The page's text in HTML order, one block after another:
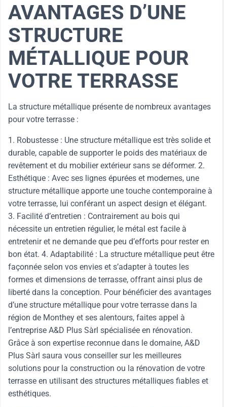
AVANTAGES D’UNE
STRUCTURE
MÉTALLIQUE POUR
VOTRE TERRASSE
La structure métallique présente de nombreux avantages
pour votre terrasse :
1. Robustesse : Une structure métallique est très solide et
durable, capable de supporter le poids des matériaux de
revêtement et du mobilier extérieur sans se déformer. 2.
Esthétique : Avec ses lignes épurées et modernes, une
structure métallique apporte une touche contemporaine à
votre terrasse, lui conférant un aspect design et élégant.
3. Facilité d’entretien : Contrairement au bois qui
nécessite un entretien régulier, le métal est facile à
entretenir et ne demande que peu d’efforts pour rester en
bon état. 4. Adaptabilité : La structure métallique peut être
façonnée selon vos envies et s’adapter à toutes les
formes et dimensions de terrasse, offrant ainsi plus de
liberté dans la conception. Pour bénéficier des avantages
d’une structure métallique pour votre terrasse dans la
région de Monthey et ses alentours, faites appel à
l’entreprise A&D Plus Sàrl spécialisée en rénovation.
Grâce à son expertise reconnue dans le domaine, A&D
Plus Sàrl saura vous conseiller sur les meilleures
solutions pour la construction ou la rénovation de votre
terrasse en utilisant des structures métalliques fiables et
esthétiques.